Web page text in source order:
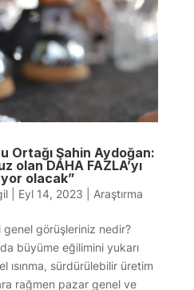
Ortağı Şahin Aydoğan:
olan DAHA FAZLA’yı
olacak”
| Eyl 14, 2023 Araştırma
genel görüşleriniz nedir?
büyüme eğilimini yukarı
ısınma, sürdürülebilir üretim
rağmen pazar genel ve